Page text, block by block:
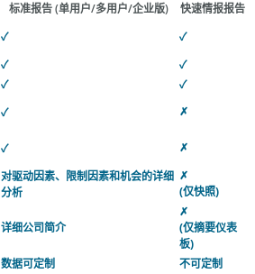
标准报告(单用户/多用户/企业版)
快速情报报告
✓
✓
✓
✓
✓
✓
✓
✗
✓ ✗
对驱动因素、限制因素和机会的详细
分析
✗
(仅快照)
详细公司简介
✗
(仅摘要仪表
板)
数据可定制
不可定制